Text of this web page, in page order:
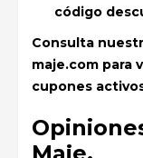
código
Consulta
maje.com para
cupones